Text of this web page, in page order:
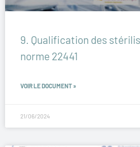
9. Qualification des
norme 22441
VOIR LE DOCUMENT »
21/06/2024